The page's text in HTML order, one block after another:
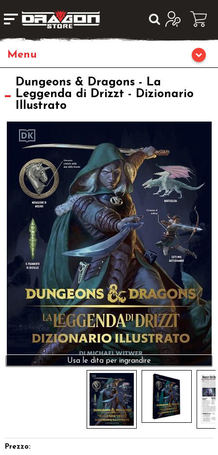
Home
Giochi da Tavolo
Giochi di Ruolo
Giochi di Carte Collezionabili
Miniature
Accessori
Giocattoli e Gadget
Offerte del Dragone
Dungeons & Dragons - La
Leggenda di Drizzt - Dizionario
Illustrato
Prezzo: